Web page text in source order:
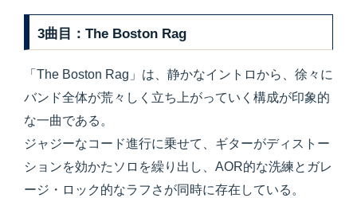
3曲目：The Boston Rag
「The Boston Rag」は、静かなイントロから、徐々に
バンド全体が荒々しく立ち上がっていく構成が印象的
な一曲である。
ジャジーなコード進行に乗せて、ギターがディストー
ションを効かたソロを繰り出し、AOR的な洗練とガレ
ージ・ロック的なラフさが同時に存在している。